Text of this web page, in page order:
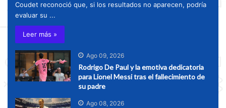
Coudet reconoció que, si los resultados no aparecen, podría
evaluar su ...
Leer más »
Ago 09, 2026
Rodrigo De Paul y la emotiva dedicatoria
para Lionel Messi tras el fallecimiento de
su padre
Ago 08, 2026